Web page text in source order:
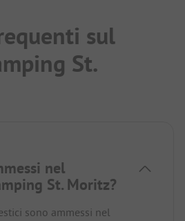
sul
St.
nel
St. Moritz?
sono ammessi nel